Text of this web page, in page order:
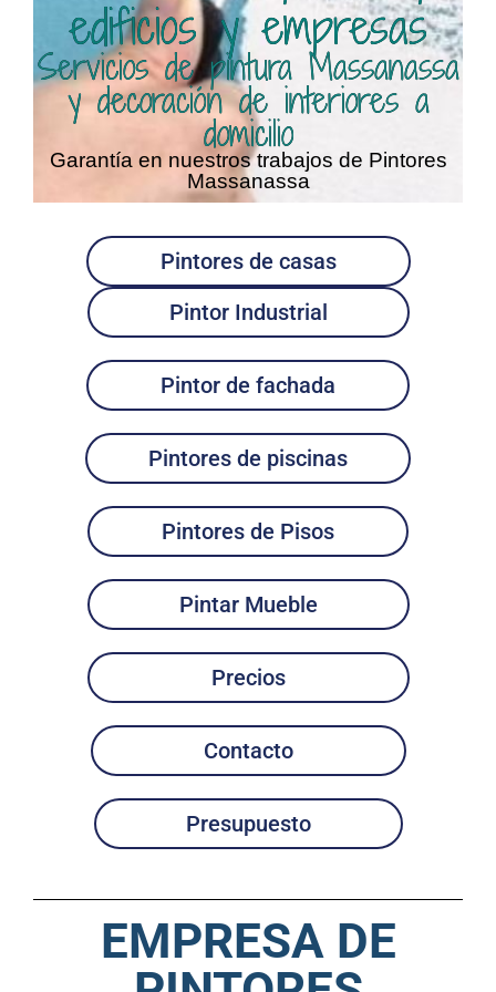
edificios y empresas
Servicios de pintura Massanassa
y decoración de interiores a
domicilio
Garantía en nuestros trabajos de Pintores
Massanassa
Pintores de casas
Pintor Industrial
Pintor de fachada
Pintores de piscinas
Pintores de Pisos
Pintar Mueble
Precios
Contacto
Presupuesto
EMPRESA DE